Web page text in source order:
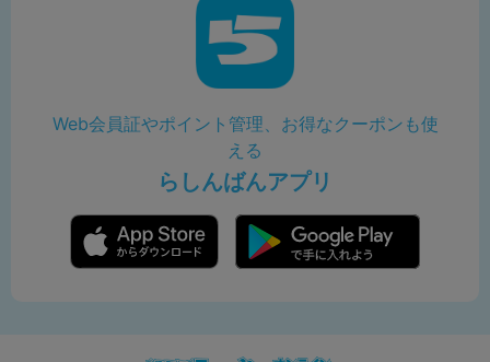
Web会員証やポイント管理、お得なクーポンも使
える
らしんばんアプリ